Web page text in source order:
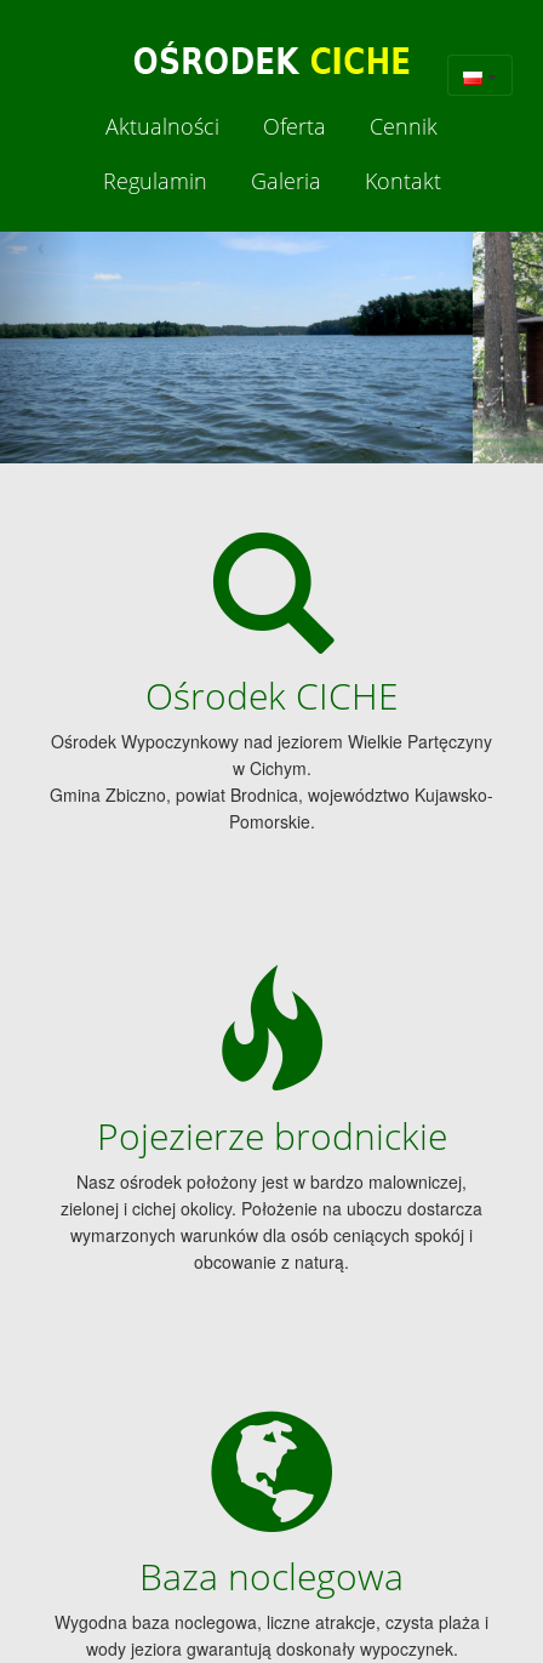
Aktualności Oferta
Cennik
Regulamin
Galeria Kontakt
›
Ośrodek CICHE
Ośrodek Wypoczynkowy nad jeziorem Wielkie Partęczyny
w Cichym.
Gmina Zbiczno, powiat Brodnica, województwo Kujawsko-
Pomorskie.
Pojezierze brodnickie
Nasz ośrodek położony jest w bardzo malowniczej,
zielonej i cichej okolicy. Położenie na uboczu dostarcza
wymarzonych warunków dla osób ceniących spokój i
obcowanie z naturą.
Baza noclegowa
Wygodna baza noclegowa, liczne atrakcje, czysta plaża i
wody jeziora gwarantują doskonały wypoczynek.